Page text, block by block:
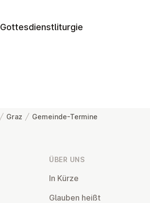
Gottesdienstliturgie
Graz
Gemeinde-Termine
ÜBER UNS
In Kürze
Glauben heißt